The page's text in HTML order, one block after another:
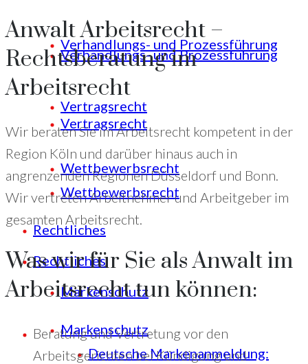
Verhandlungs- und Prozessführung
Vertragsrecht
Wettbewerbsrecht
Rechtliches
Markenschutz
Verhandlungs- und Prozessführung
Vertragsrecht
Wettbewerbsrecht
Rechtliches
Markenschutz
Deutsche Markenanmeldung:
Anwalt Arbeitsrecht –
Rechtsberatung im
Arbeitsrecht
Wir beraten Sie im Arbeitsrecht kompetent in der
Region Köln und darüber hinaus auch in
angrenzenden Regionen Düsseldorf und Bonn.
Wir vertreten Arbeitnehmer und Arbeitgeber im
gesamten Arbeitsrecht.
Was wir für Sie als Anwalt im
Arbeitsrecht tun können:
Beratung und Vertretung vor den
Arbeitsgerichten bei Kündigung und